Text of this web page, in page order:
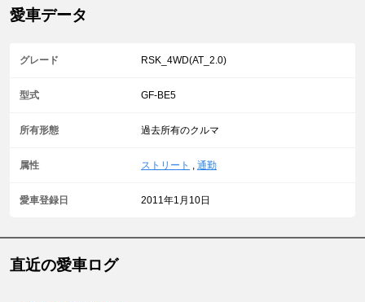
愛車データ
グレード RSK_4WD(AT_2.0)
型式 GF-BE5
所有形態 過去所有のクルマ
属性 ストリート , 通勤
愛車登録日 2011年1月10日
直近の愛車ログ